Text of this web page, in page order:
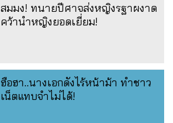
สมมง! ทนายปีศาจส่งหญิงรฐาผงาด
คว้านำหญิงยอดเยี่ยม!
ฮือฮา..นางเอกดังไร้หน้าม้า ทำชาว
เน็ตแทบจำไม่ได้!